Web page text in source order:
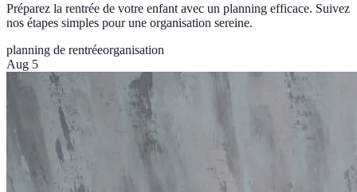
Préparez la rentrée de votre enfant avec un planning efficace. Suivez
nos étapes simples pour une organisation sereine.
planning de rentréeorganisation
Aug 5